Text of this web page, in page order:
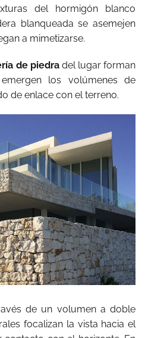
del hormigón blanco
blanqueada se asemejen
a mimetizarse.
de piedradel lugar forman
los volúmenes de
de enlace con el terreno.
de un volumen a doble
focalizan la vista hacia el